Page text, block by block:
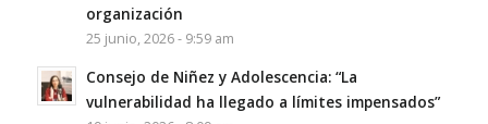
organización
25 junio, 2026 - 9:59 am
Consejo de Niñez y Adolescencia: “La
vulnerabilidad ha llegado a límites impensados”